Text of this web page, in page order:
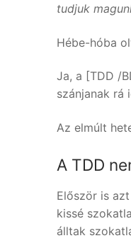
tudjuk
Hébe-hóba
Ja, a [TDD /
szánjanak rá
Az elmúlt
A TDD
Először is
kissé
álltak